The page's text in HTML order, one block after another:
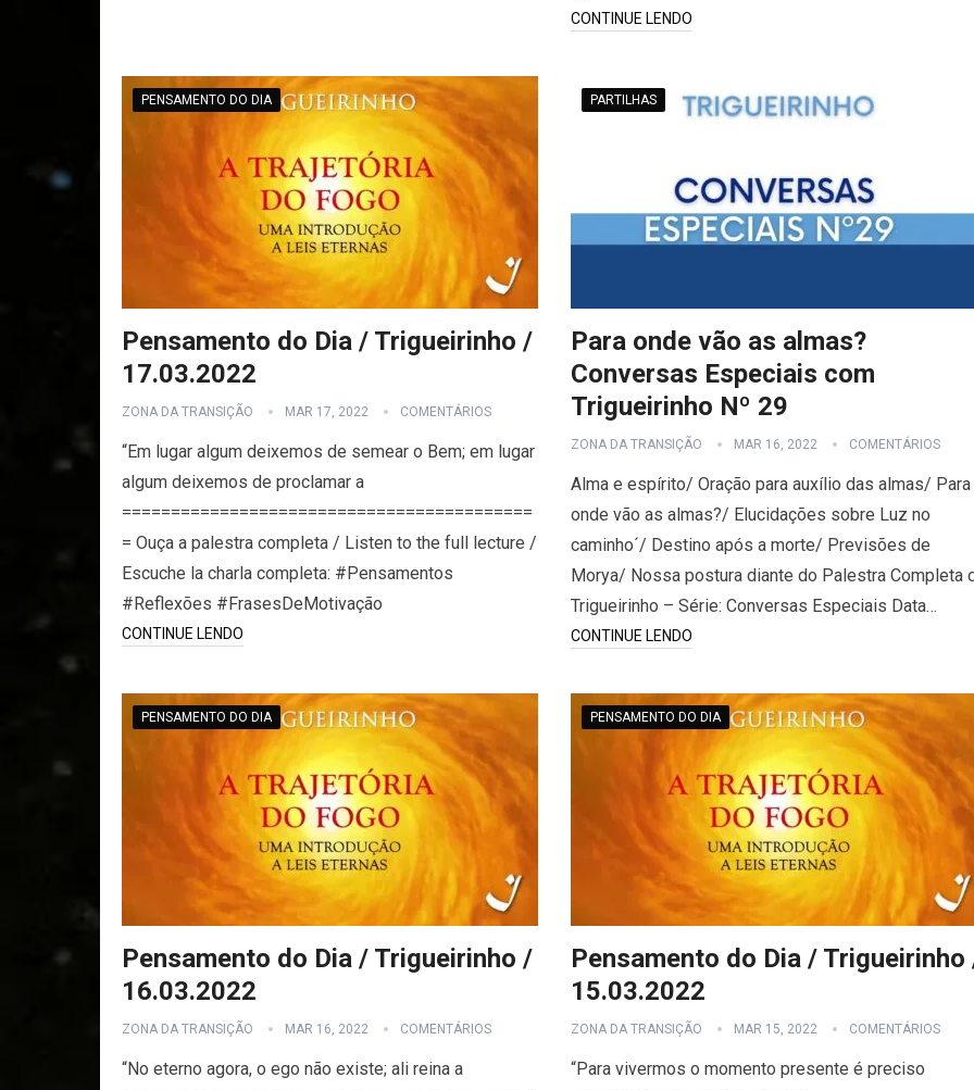
CONTINUE LENDO
PENSAMENTO DO DIA
Pensamento do Dia / Trigueirinho /
17.03.2022
ZONA DA TRANSIÇÃO MAR 17, 2022 COMENTÁRIOS
“Em lugar algum deixemos de semear o Bem; em lugar
algum deixemos de proclamar a
==========================================
= Ouça a palestra completa / Listen to the full lecture /
Escuche la charla completa: #Pensamentos
#Reflexões #FrasesDeMotivação
CONTINUE LENDO
PARTILHAS
Para onde vão as almas?
Conversas Especiais com
Trigueirinho Nº 29
ZONA DA TRANSIÇÃO MAR 16, 2022 COMENTÁRIOS
Alma e espírito/ Oração para auxílio das almas/ Para
onde vão as almas?/ Elucidações sobre Luz no
caminho´/ Destino após a morte/ Previsões de
Morya/ Nossa postura diante do Palestra Completa
Trigueirinho – Série: Conversas Especiais Data…
CONTINUE LENDO
PENSAMENTO DO DIA
Pensamento do Dia / Trigueirinho /
16.03.2022
ZONA DA TRANSIÇÃO MAR 16, 2022 COMENTÁRIOS
“No eterno agora, o ego não existe; ali reina a
PENSAMENTO DO DIA
Pensamento do Dia / Trigueirinho
15.03.2022
ZONA DA TRANSIÇÃO MAR 15, 2022 COMENTÁRIOS
“Para vivermos o momento presente é preciso